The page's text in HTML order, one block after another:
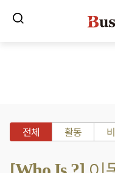
전체 활동